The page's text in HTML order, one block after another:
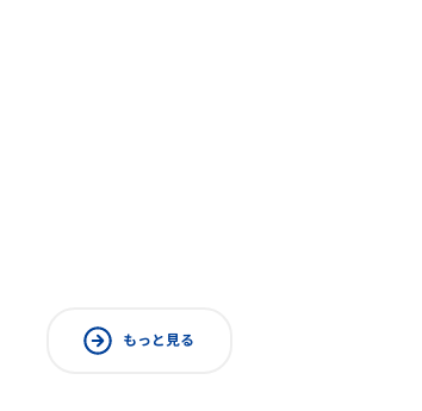
もっと見る